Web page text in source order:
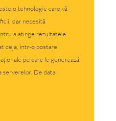
o tehnologie care vă
dar necesită
a atinge rezultatele
deja, într-o postare
pe care le generează
serverelor. De data